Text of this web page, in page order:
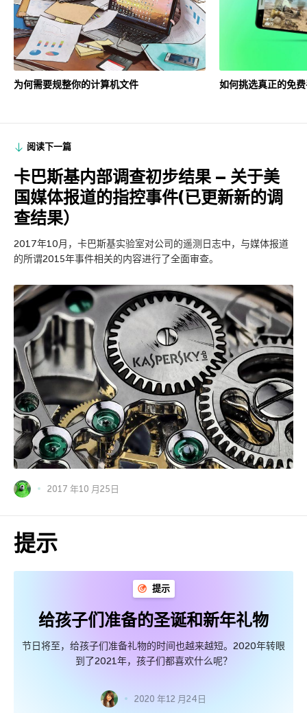
为何需要规整你的计算机文件 如何挑选真正的免
阅读下一篇
卡巴斯基内部调查初步结果 – 关于美
国媒体报道的指控事件(已更新新的调
查结果）
2017年10月，卡巴斯基实验室对公司的遥测日志中，与媒体报道
的所谓2015年事件相关的内容进行了全面审查。
2017 年10 月25日
提示
提示
给孩子们准备的圣诞和新年礼物
节日将至，给孩子们准备礼物的时间也越来越短。2020年转眼
到了2021年，孩子们都喜欢什么呢？
2020 年12 月24日